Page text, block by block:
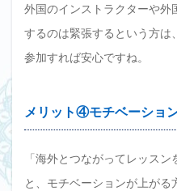
外国のインストラクターや外
するのは緊張するという方は
参加すれば安心ですね。
メリット④モチベーショ
「海外とつながってレッス
と、モチベーションが上がる